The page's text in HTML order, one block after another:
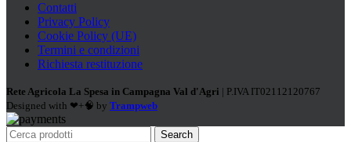
Contatti
Privacy Policy
Cookie Policy (UE)
Termini e condizioni
Richiesta restituzione
Rete Agricola La Spesa in Campagna Val d'Agri | P.IVA IT02112120767
Designed with ❤+🧠 by Trampweb
Search